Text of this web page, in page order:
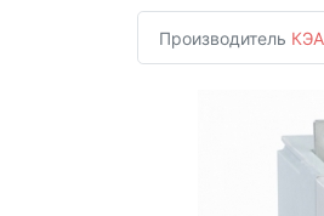
Производитель